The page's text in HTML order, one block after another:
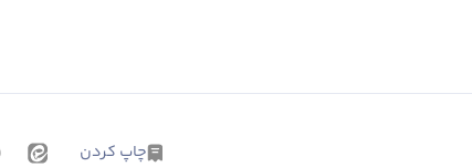
چاپ کردن